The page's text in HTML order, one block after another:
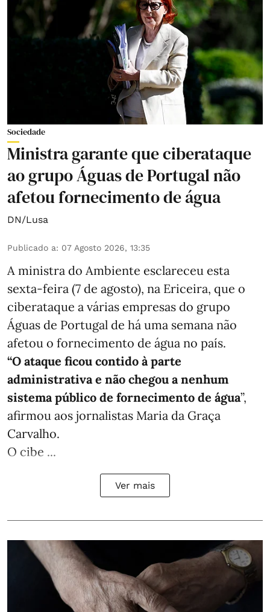
Sociedade
Ministra garante que ciberataque
ao grupo Águas de Portugal não
afetou fornecimento de água
DN/Lusa
Publicado a: 07 Agosto 2026, 13:35
A ministra do Ambiente esclareceu esta
sexta-feira (7 de agosto), na Ericeira, que o
ciberataque a várias empresas do grupo
Águas de Portugal de há uma semana não
afetou o fornecimento de água no país.
“O ataque ficou contido à parte
administrativa e não chegou a nenhum
sistema público de fornecimento de água”,
afirmou aos jornalistas Maria da Graça
Carvalho.
O cibe ...
Ver mais